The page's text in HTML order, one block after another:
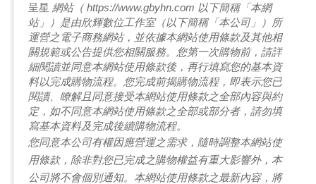
呈星 網站（ https://www.gbyhn.com 以下簡稱「本網
站」）是由欣輝數位工作室（以下簡稱「本公司」）所
運營之電子商務網站，並依據本網站使用條款及其他相
關規範或公告提供您相關服務。您第一次購物前，請詳
細閱讀並同意本網站使用條款後，再行填寫您的基本資
料以完成購物流程。您完成前揭購物流程，即表示您已
閱讀、瞭解且同意接受本網站使用條款之全部內容與約
定，如不同意本網站使用條款之全部或部分者，請勿填
寫基本資料及完成後續購物流程。
您同意本公司有權因應營運之需求，隨時調整本網站使
用條款，除非對您已完成之購物權益有重大影響外，本
公司將不會個別通知。本網站使用條款之最新內容，將